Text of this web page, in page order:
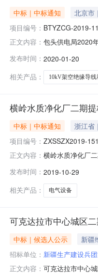
中标｜中标通知
北京市
项目编号： BTYZCG-2019-
正文内容： 包头供电局2020
（含生产应急技
目，招标编号
发布时间： 2020-01-20
相关产品：
10kV架空绝缘导
横岭水质净化厂二期
中标｜中标通知
浙江省
项目编号： ZXSSZX2019-151
正文内容： 横岭水质净化厂
151）已完成评
称投标报价（万元)
发布时间： 2019-10-29
相关产品：
电气设备
可克达拉市中心城区
中标｜候选人公示
新疆
招标单位： 新疆生产建设兵
正文内容： 可克达拉市中心